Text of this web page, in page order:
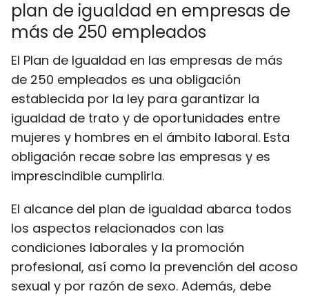
plan de igualdad en empresas de
más de 250 empleados
El Plan de Igualdad en las empresas de más
de 250 empleados es una obligación
establecida por la ley para garantizar la
igualdad de trato y de oportunidades entre
mujeres y hombres en el ámbito laboral. Esta
obligación recae sobre las empresas y es
imprescindible cumplirla.
El alcance del plan de igualdad abarca todos
los aspectos relacionados con las
condiciones laborales y la promoción
profesional, así como la prevención del acoso
sexual y por razón de sexo. Además, debe